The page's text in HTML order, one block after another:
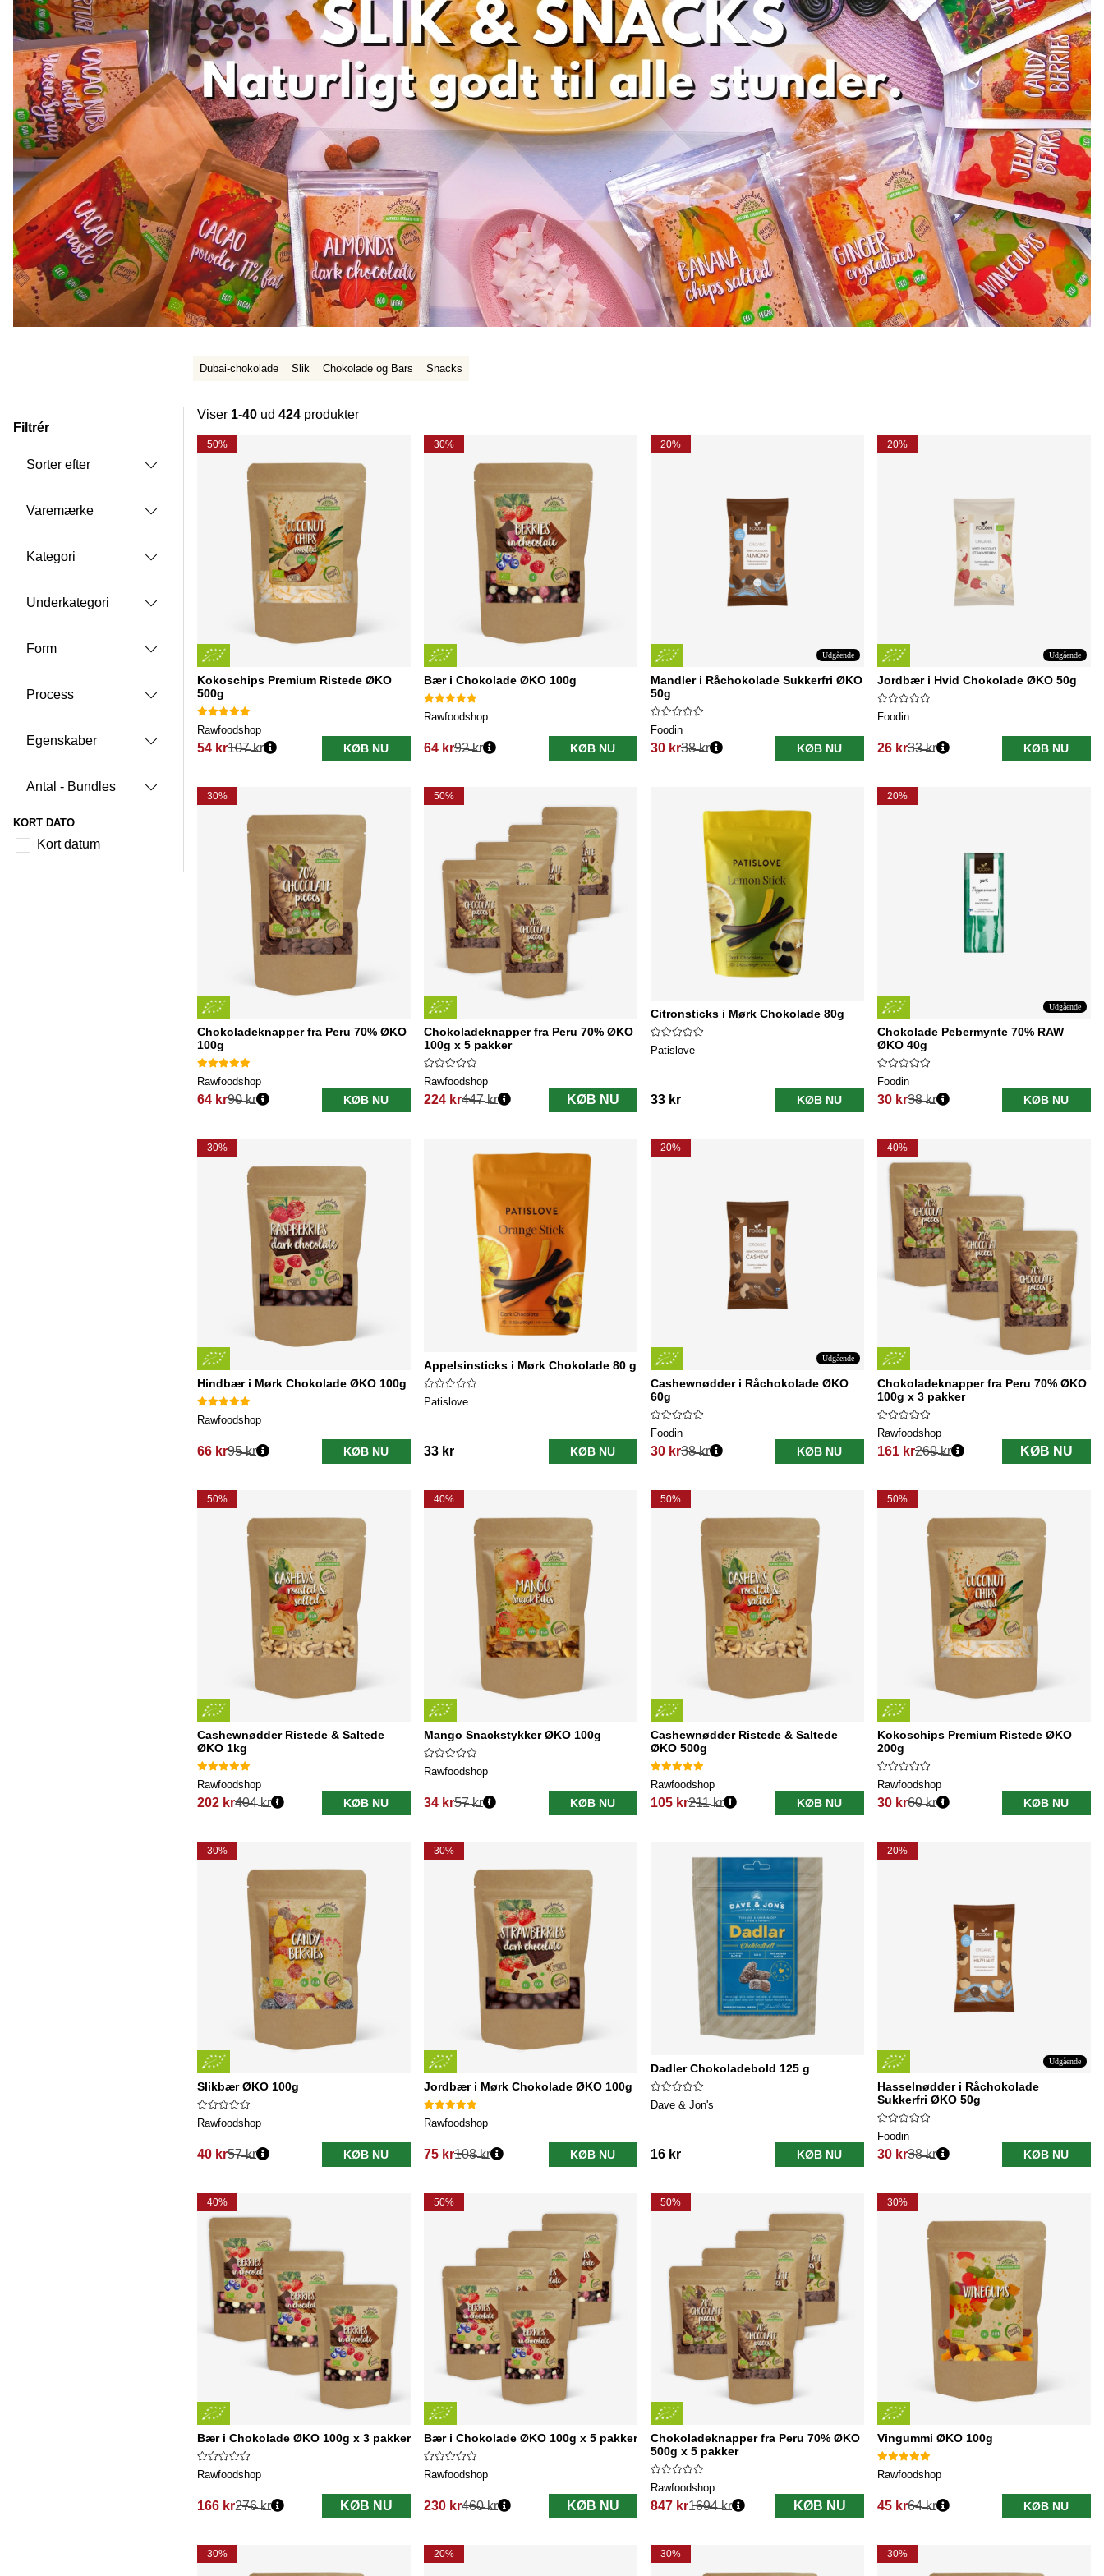
Dubai-chokolade Slik Chokolade og Bars Snacks
Filtrér
Sorter efter
Varemærke
Kategori
Underkategori
Form
Process
Egenskaber
Antal - Bundles
KORT DATO
Kort datum
Viser 1-40 ud 424 produkter
Produkter
50%
Kokoschips Premium Ristede ØKO
500g
Rawfoodshop
54 kr
Normalpris:
107 kr KØB NU
30%
Bær i Chokolade ØKO 100g
Rawfoodshop
64 kr
Normalpris:
92 kr KØB NU
20%
Udgående
Mandler i Råchokolade Sukkerfri ØKO
50g
Foodin
30 kr
Normalpris:
38 kr KØB NU
20%
Udgående
Jordbær i Hvid Chokolade ØKO 50g
Foodin
26 kr
Normalpris:
33 kr KØB NU
30%
Chokoladeknapper fra Peru 70% ØKO
100g
Rawfoodshop
64 kr
Normalpris:
90 kr KØB NU
50%
Chokoladeknapper fra Peru 70% ØKO
100g x 5 pakker
Rawfoodshop
224 kr
Normalpris:
447 kr KØB NU
Citronsticks i Mørk Chokolade 80g
Patislove
33 kr KØB NU
20%
Udgående
Chokolade Pebermynte 70% RAW
ØKO 40g
Foodin
30 kr
Normalpris:
38 kr KØB NU
30%
Hindbær i Mørk Chokolade ØKO 100g
Rawfoodshop
66 kr
Normalpris:
95 kr KØB NU
Appelsinsticks i Mørk Chokolade 80 g
Patislove
33 kr KØB NU
20%
Udgående
Cashewnødder i Råchokolade ØKO
60g
Foodin
30 kr
Normalpris:
38 kr KØB NU
40%
Chokoladeknapper fra Peru 70% ØKO
100g x 3 pakker
Rawfoodshop
161 kr
Normalpris:
269 kr KØB NU
50%
Cashewnødder Ristede & Saltede
ØKO 1kg
Rawfoodshop
202 kr
Normalpris:
404 kr KØB NU
40%
Mango Snackstykker ØKO 100g
Rawfoodshop
34 kr
Normalpris:
57 kr KØB NU
50%
Cashewnødder Ristede & Saltede
ØKO 500g
Rawfoodshop
105 kr
Normalpris:
211 kr KØB NU
50%
Kokoschips Premium Ristede ØKO
200g
Rawfoodshop
30 kr
Normalpris:
60 kr KØB NU
30%
Slikbær ØKO 100g
Rawfoodshop
40 kr
Normalpris:
57 kr KØB NU
30%
Jordbær i Mørk Chokolade ØKO 100g
Rawfoodshop
75 kr
Normalpris:
108 kr KØB NU
Dadler Chokoladebold 125 g
Dave & Jon's
16 kr KØB NU
20%
Udgående
Hasselnødder i Råchokolade
Sukkerfri ØKO 50g
Foodin
30 kr
Normalpris:
38 kr KØB NU
40%
Bær i Chokolade ØKO 100g x 3 pakker
Rawfoodshop
166 kr
Normalpris:
276 kr KØB NU
50%
Bær i Chokolade ØKO 100g x 5 pakker
Rawfoodshop
230 kr
Normalpris:
460 kr KØB NU
50%
Chokoladeknapper fra Peru 70% ØKO
500g x 5 pakker
Rawfoodshop
847 kr
Normalpris:
1694 kr KØB NU
30%
Vingummi ØKO 100g
Rawfoodshop
45 kr
Normalpris:
64 kr KØB NU
30% 20% 30% 30%